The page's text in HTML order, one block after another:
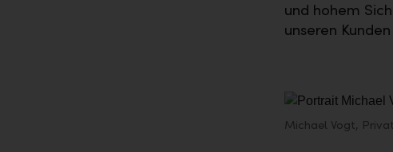
und hohem
unseren
Michael Vogt,